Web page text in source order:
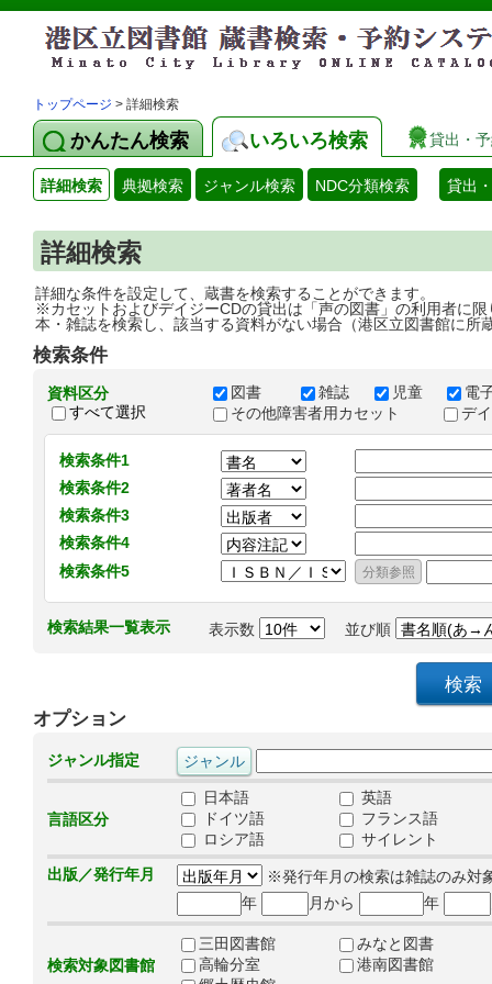
トップページ > 詳細検索
かんたん検索 いろいろ検索 貸出・
詳細検索 典拠検索 ジャンル検索 NDC分類検索 貸出
詳細検索
詳細な条件を設定して、蔵書を検索することができます。
※カセットおよびデイジーCDの貸出は「声の図書」の利用者に限
本・雑誌を検索し、該当する資料がない場合（港区立図書館に所
検索条件
資料区分
すべて選択
図書 雑誌 児童
電
その他障害者用カセット
デ
検索条件1
検索条件2
検索条件3
検索条件4
検索条件5
検索結果一覧表示 表示数 並び順
オプション
ジャンル指定
言語区分
日本語
英語
ドイツ語
フランス語
ロシア語
サイレント
出版／発行年月
※発行年月の検索は雑誌のみ対
年
月から 年
検索対象図書館
三田図書館
みなと図書
高輪分室
港南図書館